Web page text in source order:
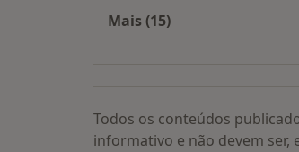
Mais (15)
Todos os conteúdos
informativo e não devem